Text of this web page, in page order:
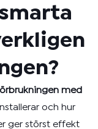
med
och hur
ger störst effekt